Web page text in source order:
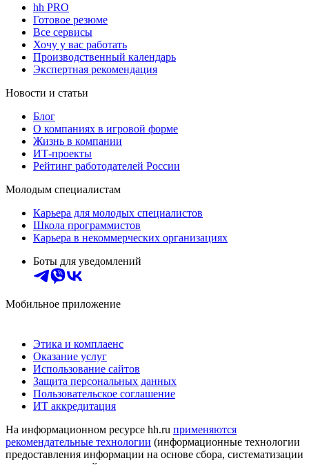
hh PRO
Готовое резюме
Все сервисы
Хочу у вас работать
Производственный календарь
Экспертная рекомендация
Новости и статьи
Блог
О компаниях в игровой форме
Жизнь в компании
ИТ-проекты
Рейтинг работодателей России
Молодым специалистам
Карьера для молодых специалистов
Школа программистов
Карьера в некоммерческих организациях
Боты для уведомлений
Мобильное приложение
Этика и комплаенс
Оказание услуг
Использование сайтов
Защита персональных данных
Пользовательское соглашение
ИТ аккредитация
На информационном ресурсе hh.ru применяются
рекомендательные технологии (информационные технологии
предоставления информации на основе сбора, систематизации